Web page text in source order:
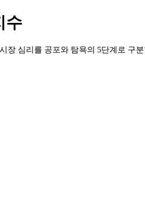
수
장 심리를 공포와 탐욕의 5단계로 구